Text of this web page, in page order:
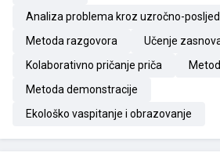
Analiza problema kroz uzročno-
Metoda razgovora
Učenje
Kolaborativno pričanje priča
Metoda demonstracije
Ekološko vaspitanje i obrazovanje